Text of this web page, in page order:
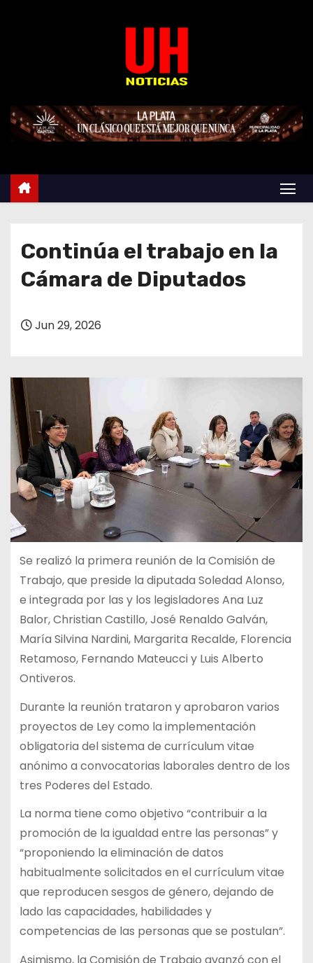
e
Continúa el trabajo en la
Cámara de Diputados
Jun 29, 2026
Se realizó la primera reunión de la Comisión de
Trabajo, que preside la diputada Soledad Alonso,
e integrada por las y los legisladores Ana Luz
Balor, Christian Castillo, José Renaldo Galván,
María Silvina Nardini, Margarita Recalde, Florencia
Retamoso, Fernando Mateucci y Luis Alberto
Ontiveros.
Durante la reunión trataron y aprobaron varios
proyectos de Ley como la implementación
obligatoria del sistema de currículum vitae
anónimo a convocatorias laborales dentro de los
tres Poderes del Estado.
La norma tiene como objetivo “contribuir a la
promoción de la igualdad entre las personas” y
“proponiendo la eliminación de datos
habitualmente solicitados en el currículum vitae
que reproducen sesgos de género, dejando de
lado las capacidades, habilidades y
competencias de las personas que se postulan”.